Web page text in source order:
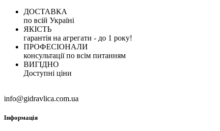
ДОСТАВКА
по всій Україні
ЯКІСТЬ
гарантія на агрегати - до 1 року!
ПРОФЕСІОНАЛИ
консультації по всім питанням
ВИГІДНО
Доступні ціни
info@gidravlica.com.ua
Інформація